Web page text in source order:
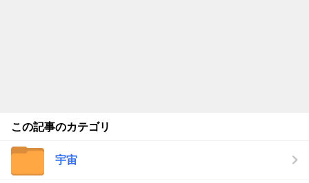
この記事のカテゴリ
宇宙